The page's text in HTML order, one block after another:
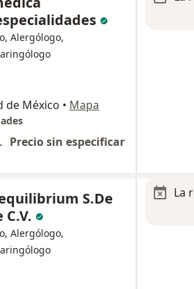
Alergólogo,
de México • Mapa
Precio sin especificar
S.De
C.V.
Alergólogo,
La